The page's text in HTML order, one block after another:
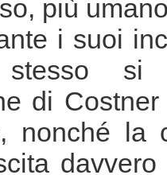
più
i suoi
si
di
nonché la